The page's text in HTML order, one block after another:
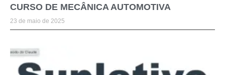
CURSO DE MECÂNICA AUTOMOTIVA
23 de maio de 2025